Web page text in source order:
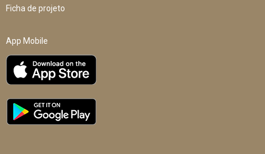
Ficha de projeto
App Mobile